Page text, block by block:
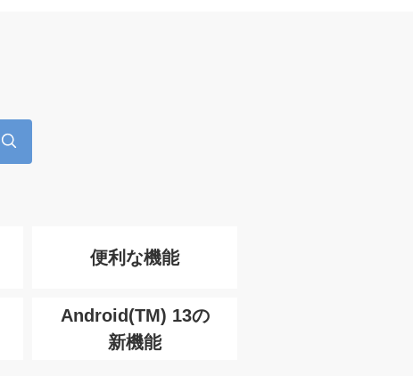
便利な機能
Android(TM) 13の
新機能